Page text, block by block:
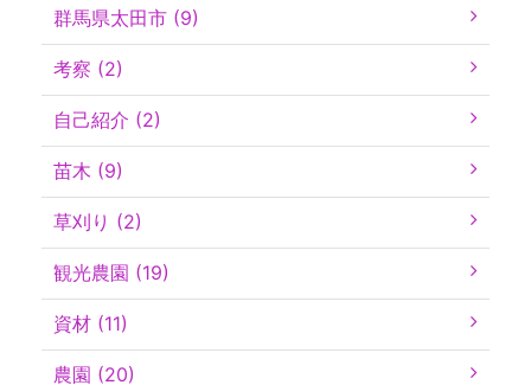
群馬県太田市 (9)
考察 (2)
自己紹介 (2)
苗木 (9)
草刈り (2)
観光農園 (19)
資材 (11)
農園 (20)